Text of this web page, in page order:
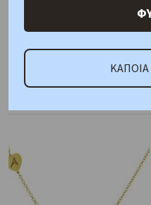
Προτεινόμενα